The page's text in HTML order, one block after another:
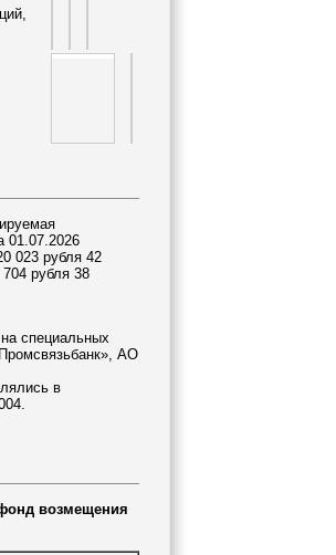
01.07.2026
023 рубля 42
рубля 38
специальных
АО
в
возмещения